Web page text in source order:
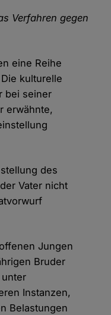
Verfahren gegen
eine Reihe
kulturelle
bei seiner
erwähnte,
des
Vater nicht
Jungen
Bruder
Instanzen,
Belastungen